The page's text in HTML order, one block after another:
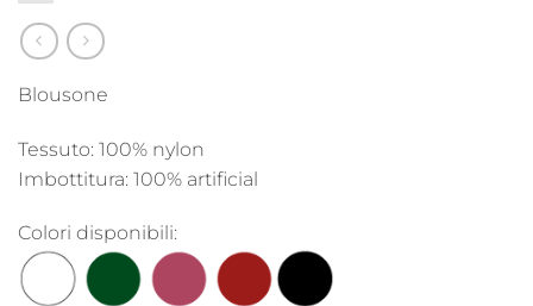
Blousone
Tessuto: 100% nylon
Imbottitura: 100% artificial
Colori disponibili: